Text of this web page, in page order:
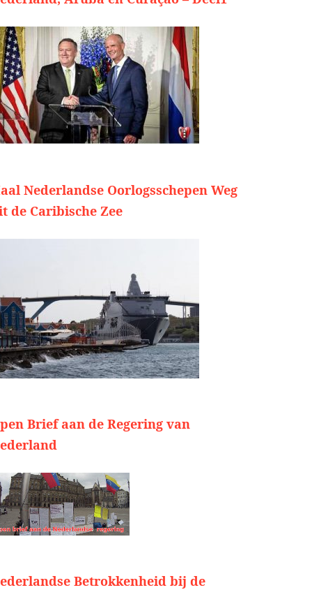
Nederlandse Oorlogsschepen Weg
de Caribische Zee
Brief aan de Regering van
Betrokkenheid bij de